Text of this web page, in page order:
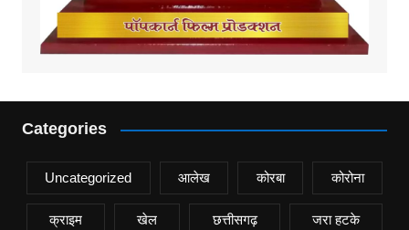
Categories
Uncategorized आलेख कोरबा कोरोना
क्राइम खेल छत्तीसगढ़ जरा हटके